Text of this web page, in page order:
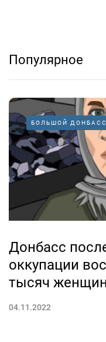
Популярное
БОЛЬШОЙ ДОНБАСС
Донбасс
оккупации
тысяч женщин
04.11.2022